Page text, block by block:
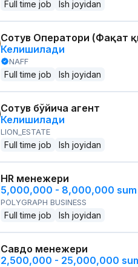
Full time job Ish joyidan
Сотув Оператори (Фақат
Келишилади
NAFF
Full time job Ish joyidan
Сотув бўйича агент
Келишилади
LION_ESTATE
Full time job Ish joyidan
HR менежери
5,000,000 - 8,000,000 sum
POLYGRAPH BUSINESS
Full time job Ish joyidan
Савдо менежери
2,500,000 - 25,000,000